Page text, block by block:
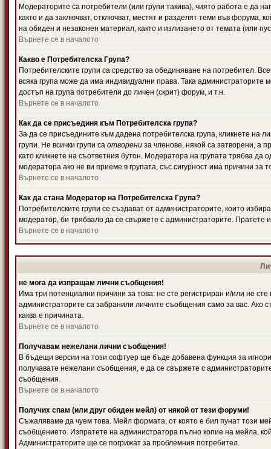
Модераторите са потребители (или групи такива), чиято работа е да
както и да заключват, отключват, местят и разделят теми във форума,
на обиден и незаконен материал, както и излизането от темата (или
Върнете се в началото
Какво е Потребителска Група?
Потребителските групи са средство за обединяване на потребител.
всяка група може да има индивидуални права. Така
достъп на група потребители до личен (скрит) форум, и т.н.
Върнете се в началото
Как да се присъединя към Потребителска група?
За да се присъедините към дадена потребителска група, кликнете на
групи. Не всички групи са отворени за членове, някой са затворени, а
като кликнете на съответния бутон. Модератора на групата трябва
модератора ако не ви приеме в групата, със сигурност има причини за
Върнете се в началото
Как да стана Модератор на Потребителска Група?
Потребителските групи се създават от администраторите, които
модератор, би трябвало да се свържете с администраторите.
Върнете се в началото
не мога да изпращам лични съобщения!
Има три потенциални причини за това: не сте регистриран и/или не
администраторите са забранили личните съобщения само за вас. Ако
каква е причината.
Върнете се в началото
Получавам нежелани лични съобщения!
В бъдещи версии на този софтуер ще бъде добавена функция за
получавате нежелани съобщения, е да се свържете с
съобщения.
Върнете се в началото
Получих спам (или друг обиден мейл) от някой от тези форуми!
Съжаляваме да чуем това. Мейл формата, от която е бил пунат този
съобщението. Изпратете на администратора пълно копие на мейла,
Администраторите ще се погрижат за проблемния потребител.